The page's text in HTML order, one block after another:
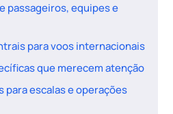
passageiros, equipes e
para voos internacionais
que merecem atenção
para escalas e operações